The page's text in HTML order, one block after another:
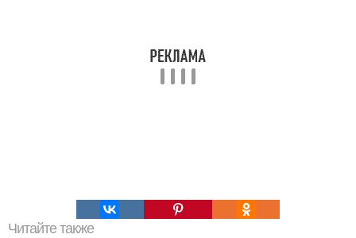
Читайте также